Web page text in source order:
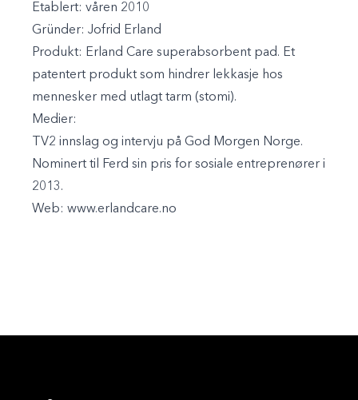
Etablert: våren 2010
Gründer: Jofrid Erland
Produkt: Erland Care superabsorbent pad. Et
patentert produkt som hindrer lekkasje hos
mennesker med utlagt tarm (stomi).
Medier:
TV2 innslag og intervju på God Morgen Norge.
Nominert til Ferd sin pris for sosiale entreprenører i
2013.
Web: www.erlandcare.no